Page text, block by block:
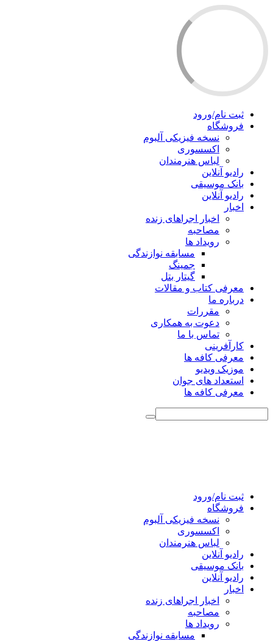
ثبت نام/ورود
فروشگاه
نسخه فیزیکی آلبوم
اکسسوری
لباس هنرمندان
رادیو آنلاین
بانک موسیقی
رادیو آنلاین
اخبار
اخبار اجراهای زنده
مصاحبه
رویداد ها
مسابقه نوازندگی
جمینگ
گیتار بتل
معرفی کتاب و مقالات
درباره ما
مقررات
دعوت به همکاری
تماس با ما
کارآفرینی
معرفی کافه ها
موزیک ویدیو
استعداد های جوان
معرفی کافه ها
ثبت نام/ورود
فروشگاه
نسخه فیزیکی آلبوم
اکسسوری
لباس هنرمندان
رادیو آنلاین
بانک موسیقی
رادیو آنلاین
اخبار
اخبار اجراهای زنده
مصاحبه
رویداد ها
مسابقه نوازندگی